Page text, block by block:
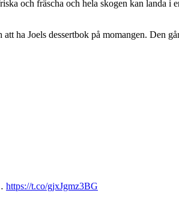
och fräscha och hela skogen kan landa i
ha Joels dessertbok på momangen. Den
https://t.co/gjxJgmz3BG